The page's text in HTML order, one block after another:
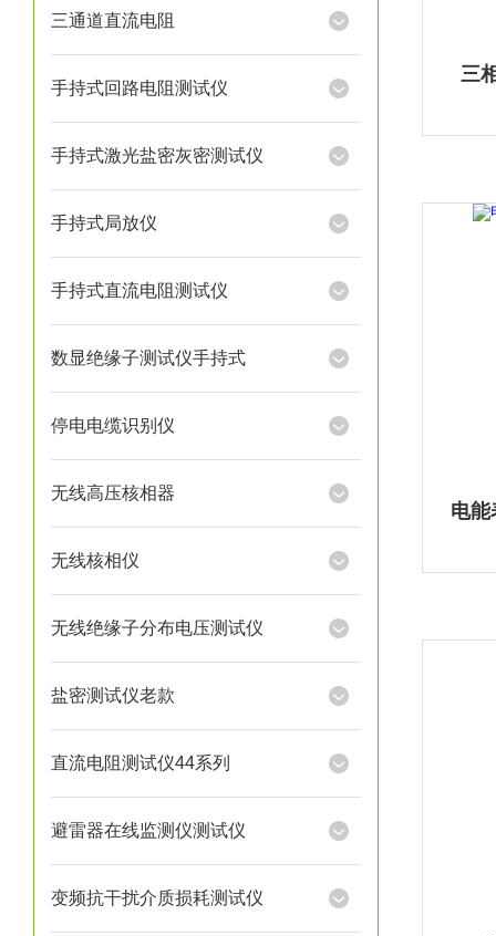
三通道直流电阻
手持式回路电阻测试仪
手持式激光盐密灰密测试仪
手持式局放仪
手持式直流电阻测试仪
数显绝缘子测试仪手持式
停电电缆识别仪
无线高压核相器
无线核相仪
无线绝缘子分布电压测试仪
盐密测试仪老款
直流电阻测试仪44系列
避雷器在线监测仪测试仪
变频抗干扰介质损耗测试仪
三
电能